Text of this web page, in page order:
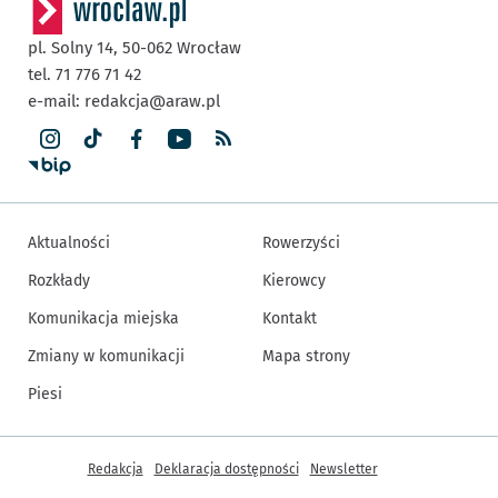
pl. Solny 14, 50-062 Wrocław
tel. 71 776 71 42
e-mail: redakcja@araw.pl
Aktualności
Rozkłady
Komunikacja miejska
Zmiany w komunikacji
Piesi
Rowerzyści
Kierowcy
Kontakt
Mapa strony
Inne informacje
Redakcja Deklaracja dostępności Newsletter